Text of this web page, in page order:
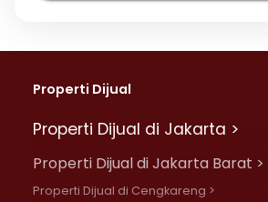
Properti Dijual
Properti Dijual di Jakarta >
Properti Dijual di Jakarta Barat >
Properti Dijual di Cengkareng >